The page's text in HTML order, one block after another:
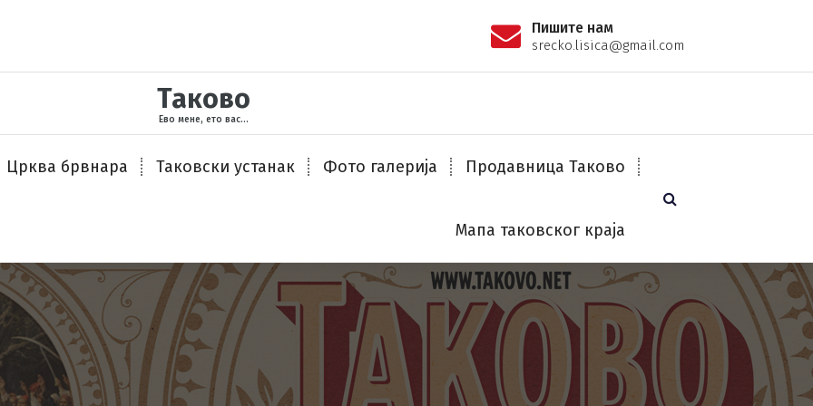
Пишите нам
srecko.lisica@gmail.com
Таково
Ево мене, ето вас...
Црква брвнара Таковски устанак Фото галерија Продавница Таково
Мапа таковског краја